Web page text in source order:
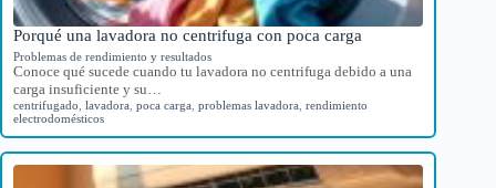
Porqué una lavadora no centrifuga con poca carga
Problemas de rendimiento y resultados
Conoce qué sucede cuando tu lavadora no centrifuga debido a una
carga insuficiente y su…
centrifugado lavadora poca carga problemas lavadora rendimiento
electrodomésticos